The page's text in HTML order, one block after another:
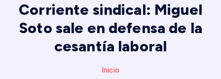
Corriente sindical: Miguel
Soto sale en defensa de la
cesantía laboral
Inicio